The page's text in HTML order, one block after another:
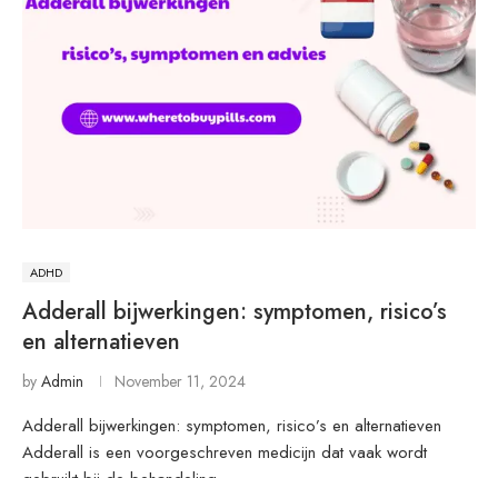
ADHD
Adderall bijwerkingen: symptomen, risico’s
en alternatieven
by Admin November 11, 2024
Adderall bijwerkingen: symptomen, risico’s en alternatieven
Adderall is een voorgeschreven medicijn dat vaak wordt